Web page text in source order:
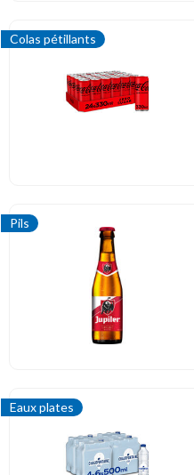
Colas pétillants
Pils
Eaux plates